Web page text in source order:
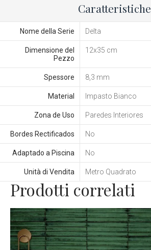
Caratteristiche
Nome della Serie Delta
Dimensione del
Pezzo
12x35 cm
Spessore 8,3 mm
Material Impasto Bianco
Zona de Uso Paredes Interiores
Bordes Rectificados No
Adaptado a Piscina No
Unità di Vendita Metro Quadrato
Prodotti correlati